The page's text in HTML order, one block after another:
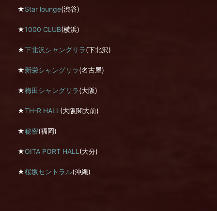
★Star lounge(渋谷)
★1000 CLUB(横浜)
★下北沢シャングリラ(下北沢)
★新栄シャングリラ(名古屋)
★梅田シャングリラ(大阪)
★TH-R HALL (大阪関大前)
★秘密(福岡)
★OITA PORT HALL (大分)
★桜坂セントラル(沖縄)